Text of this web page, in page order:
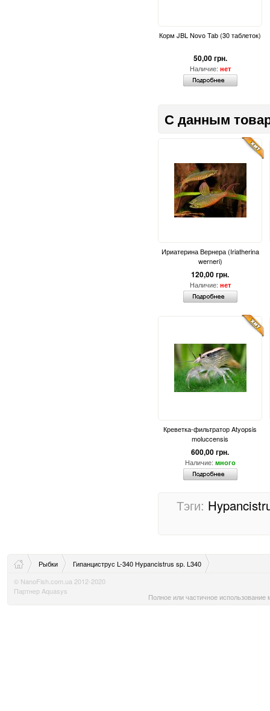
Корм JBL Novo Tab (30 таблеток)
50,00 грн.
Наличие: нет
С данным
Ириатерина Вернера (Iriatherina
werneri)
120,00 грн.
Наличие: нет
Креветка-фильтратор Atyopsis
moluccensis
600,00 грн.
Наличие: много
Тэги:
Рыбки
Гипанциструс L-340 Hypancistrus sp. L340
© NanoFish.com.ua 2012-2020
Партнер Aquasys
Полное или частичное